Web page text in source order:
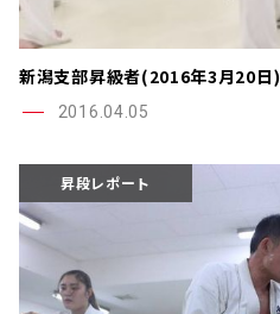
新潟支部昇級者(2016年3月20日)
2016.04.05
昇段レポート